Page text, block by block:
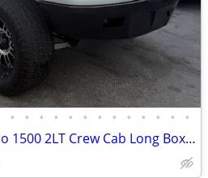
• • • • • • • • • • • • •
2014 Chevrolet Silverado 1500 2LT Crew Cab Long Box 4WD